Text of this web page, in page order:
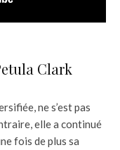
Clark
ne s’est pas
elle a continué
fois de plus sa